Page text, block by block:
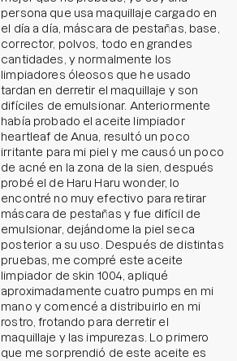
persona que usa maquillaje cargado en
el día a día, máscara de pestañas, base,
corrector, polvos, todo en grandes
cantidades, y normalmente los
limpiadores óleosos que he usado
tardan en derretir el maquillaje y son
difíciles de emulsionar. Anteriormente
había probado el aceite limpiador
heartleaf de Anua, resultó un poco
irritante para mi piel y me causó un poco
de acné en la zona de la sien, después
probé el de Haru Haru wonder, lo
encontré no muy efectivo para retirar
máscara de pestañas y fue difícil de
emulsionar, dejándome la piel seca
posterior a su uso. Después de distintas
pruebas, me compré este aceite
limpiador de skin 1004, apliqué
aproximadamente cuatro pumps en mi
mano y comencé a distribuirlo en mi
rostro, frotando para derretir el
maquillaje y las impurezas. Lo primero
que me sorprendió de este aceite es